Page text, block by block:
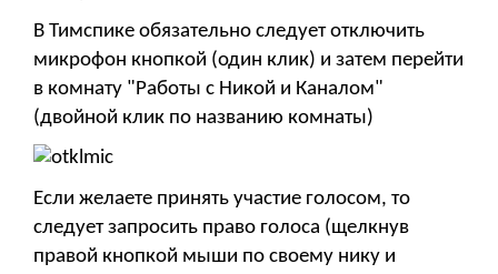
В Тимспике обязательно следует отключить
микрофон кнопкой (один клик) и затем перейти
в комнату "Работы с Никой и Каналом"
(двойной клик по названию комнаты)
Если желаете принять участие голосом, то
следует запросить право голоса (щелкнув
правой кнопкой мыши по своему нику и